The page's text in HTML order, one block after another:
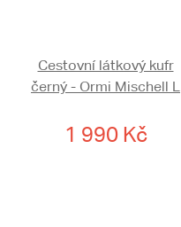
Cestovní látkový kufr
černý - Ormi Mischell L
1 990 Kč